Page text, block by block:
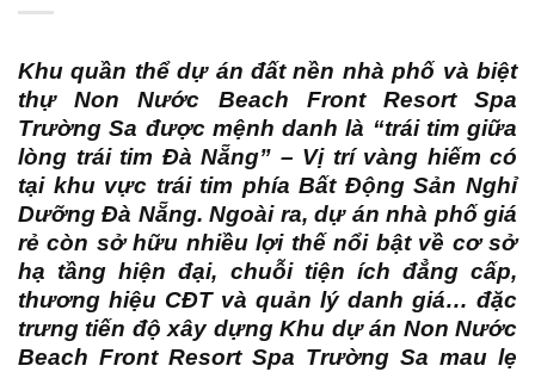
Khu quần thểdự án đất nền nhà phố và biệt
thự Non Nước Beach Front Resort Spa
Trường Sa được mệnh danh là “trái tim giữa
lòng trái tim Đà Nẵng” – Vị trí vàng hiếm có
tại khu vực trái tim phía Bất Động Sản Nghỉ
Dưỡng Đà Nẵng. Ngoài ra, dự án nhà phố giá
rẻ còn sở hữu nhiều lợi thế nổi bật về cơ sở
hạ tầng hiện đại, chuỗi tiện ích đẳng cấp,
thương hiệu CĐT và quản lý danh giá… đặc
trưng tiến độ xây dựng Khu dự án Non Nước
Beach Front Resort Spa Trường Sa mau lẹ